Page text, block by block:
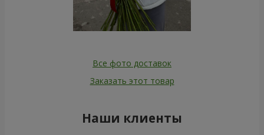
Все фото доставок
Заказать этот товар
Наши клиенты